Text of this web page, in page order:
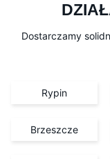
Dostarczamy
Rypin
Brzeszcze